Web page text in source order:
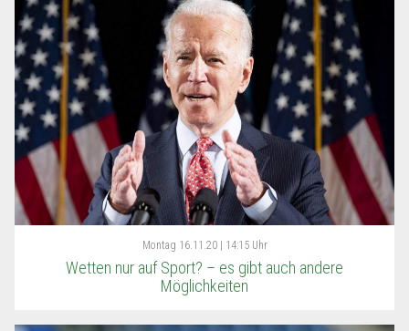
Montag 16.11.20 | 14:15 Uhr
Wetten nur auf Sport? – es gibt auch andere
Möglichkeiten